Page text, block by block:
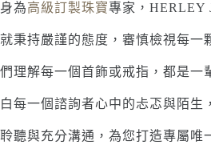
身為高級訂製珠寶專家，HERLEY
就秉持嚴謹的態度，審慎檢視每一
們理解每一個首飾或戒指，都是一
白每一個諮詢者心中的忐忑與陌生
聆聽與充分溝通，為您打造專屬唯